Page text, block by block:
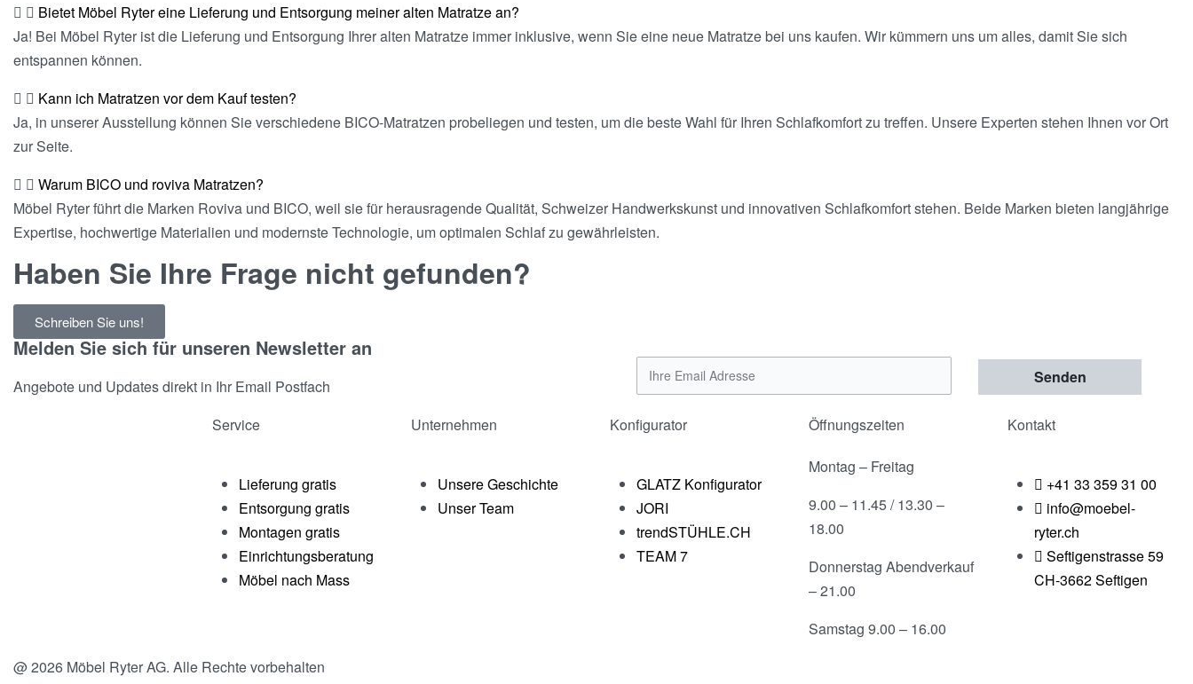
Bietet Möbel Ryter eine Lieferung und Entsorgung meiner alten Matratze an?
Ja! Bei Möbel Ryter ist die Lieferung und Entsorgung Ihrer alten Matratze immer inklusive, wenn Sie eine neue Matratze bei uns kaufen. Wir kümmern uns um alles, damit Sie sich
entspannen können.
Kann ich Matratzen vor dem Kauf testen?
Ja, in unserer Ausstellung können Sie verschiedene BICO-Matratzen probeliegen und testen, um die beste Wahl für Ihren Schlafkomfort zu treffen. Unsere Experten stehen Ihnen vor Ort
zur Seite.
Warum BICO und roviva Matratzen?
Möbel Ryter führt die Marken Roviva und BICO, weil sie für herausragende Qualität, Schweizer Handwerkskunst und innovativen Schlafkomfort stehen. Beide Marken bieten langjährige
Expertise, hochwertige Materialien und modernste Technologie, um optimalen Schlaf zu gewährleisten.
Haben Sie Ihre Frage nicht gefunden?
Schreiben Sie uns!
Melden Sie sich für unseren Newsletter an
Angebote und Updates direkt in Ihr Email Postfach Senden
Service
Lieferung gratis
Entsorgung gratis
Montagen gratis
Einrichtungsberatung
Möbel nach Mass
Unternehmen
Unsere Geschichte
Unser Team
Konfigurator
GLATZ Konfigurator
JORI
trendSTÜHLE.CH
TEAM 7
Öffnungszeiten
Montag – Freitag
9.00 – 11.45 / 13.30 –
18.00
Donnerstag Abendverkauf
– 21.00
Samstag 9.00 – 16.00
Kontakt
+41 33 359 31 00
info@moebel-
ryter.ch
Seftigenstrasse 59
CH-3662 Seftigen
@ 2026 Möbel Ryter AG. Alle Rechte vorbehalten